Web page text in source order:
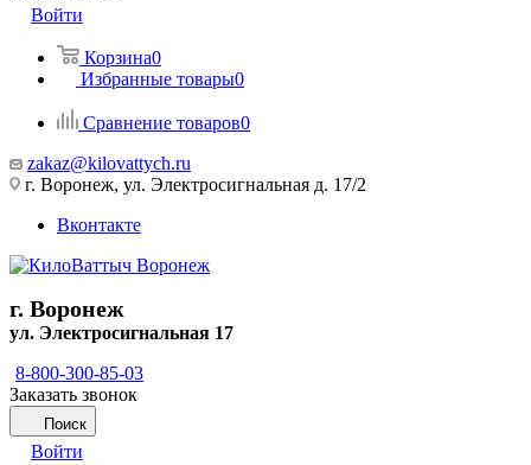
Войти
Корзина0
Избранные товары0
Сравнение товаров0
zakaz@kilovattych.ru
г. Воронеж, ул. Электросигнальная д. 17/2
Вконтакте
г. Воронеж
ул. Электросигнальная 17
8-800-300-85-03
Заказать звонок
Поиск
Войти